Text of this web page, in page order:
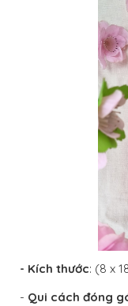
- Kích thước: (8 x
- Qui cách đóng